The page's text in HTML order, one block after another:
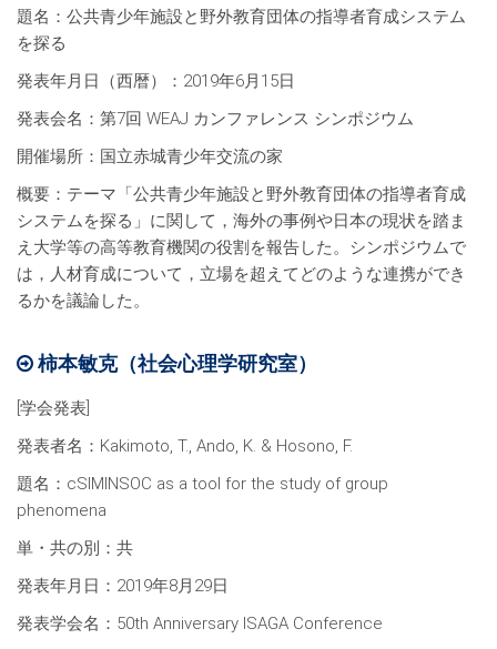
題名：公共青少年施設と野外教育団体の指導者育成システム
を探る
発表年月日（西暦）：2019年6月15日
発表会名：第7回 WEAJ カンファレンス シンポジウム
開催場所：国立赤城青少年交流の家
概要：テーマ「公共青少年施設と野外教育団体の指導者育成
システムを探る」に関して，海外の事例や日本の現状を踏ま
え大学等の高等教育機関の役割を報告した。シンポジウムで
は，人材育成について，立場を超えてどのような連携ができ
るかを議論した。
柿本敏克（社会心理学研究室）
[学会発表]
発表者名：Kakimoto, T., Ando, K. & Hosono, F.
題名：cSIMINSOC as a tool for the study of group
phenomena
単・共の別：共
発表年月日：2019年8月29日
発表学会名：50th Anniversary ISAGA Conference